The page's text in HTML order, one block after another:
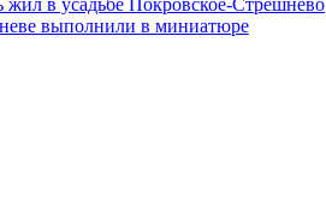
выполнили в миниатюре